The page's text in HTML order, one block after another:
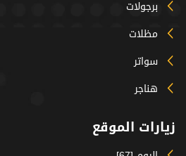
برجولات
مظلات
سواتر
هناجر
زيارات الموقع